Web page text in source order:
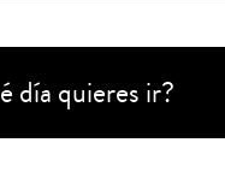
día quieres ir?